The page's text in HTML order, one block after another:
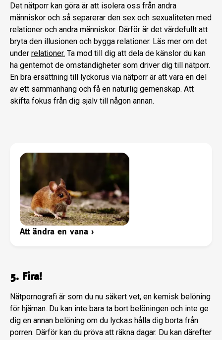
Det nätporr kan göra är att isolera oss från andra
människor och så separerar den sex och sexualiteten med
relationer och andra människor. Därför är det värdefullt att
bryta den illusionen och bygga relationer. Läs mer om det
under relationer. Ta mod till dig att dela de känslor du kan
ha gentemot de omständigheter som driver dig till nätporr.
En bra ersättning till lyckorus via nätporr är att vara en del
av ett sammanhang och få en naturlig gemenskap. Att
skifta fokus från dig själv till någon annan.
Att ändra en vana ›
5. Fira!
Nätpornografi är som du nu säkert vet, en kemisk belöning
för hjärnan. Du kan inte bara ta bort belöningen och inte ge
dig en annan belöning om du lyckas hålla dig borta från
porren. Därför kan du pröva att räkna dagar. Du kan därefter